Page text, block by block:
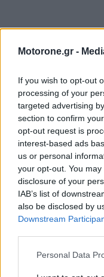
Motorone.gr -
If you wish to opt-out
processing of your
targeted advertising
section to confirm
opt-out request is
interest-based ads
us or personal
your opt-out. You
disclosure of your
IAB’s list of
also be disclosed by
Downstream
Personal Data
WEBTV